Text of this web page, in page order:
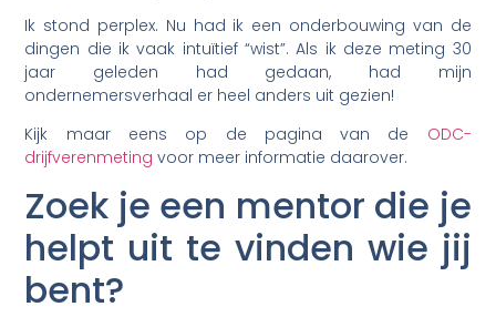
Ik stond perplex. Nu had ik een onderbouwing van de
dingen die ik vaak intuïtief “wist”. Als ik deze meting 30
jaar geleden had gedaan, had mijn
ondernemersverhaal er heel anders uit gezien!
Kijk maar eens op de pagina van de ODC-
drijfverenmeting voor meer informatie daarover.
Zoek je een mentor die je
helpt uit te vinden wie jij
bent?